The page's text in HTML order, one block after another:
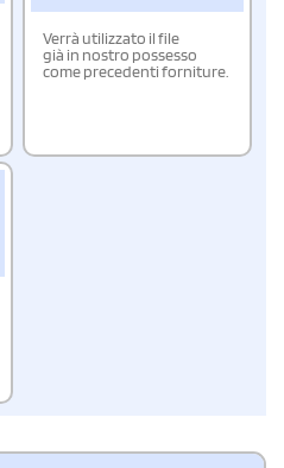
Verrà utilizzato il file
già in nostro possesso
come precedenti forniture.